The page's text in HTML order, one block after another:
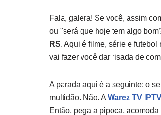
Fala, galera! Se você, assim
ou "será que hoje tem algo
RS. Aqui é filme, série e
vai fazer você dar risada de
A parada aqui é a seguinte: o
multidão. Não. A Warez TV IPTV
Então, pega a pipoca,